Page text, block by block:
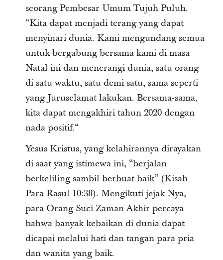
seorang Pembesar Umum Tujuh Puluh.
“Kita dapat menjadi terang yang dapat
menyinari dunia. Kami mengundang semua
untuk bergabung bersama kami di masa
Natal ini dan menerangi dunia, satu orang
di satu waktu, satu demi satu, sama seperti
yang Juruselamat lakukan. Bersama-sama,
kita dapat mengakhiri tahun 2020 dengan
nada positif.“
Yesus Kristus, yang kelahirannya dirayakan
di saat yang istimewa ini, “berjalan
berkeliling sambil berbuat baik” (Kisah
Para Rasul 10:38). Mengikuti jejak-Nya,
para Orang Suci Zaman Akhir percaya
bahwa banyak kebaikan di dunia dapat
dicapai melalui hati dan tangan para pria
dan wanita yang baik.